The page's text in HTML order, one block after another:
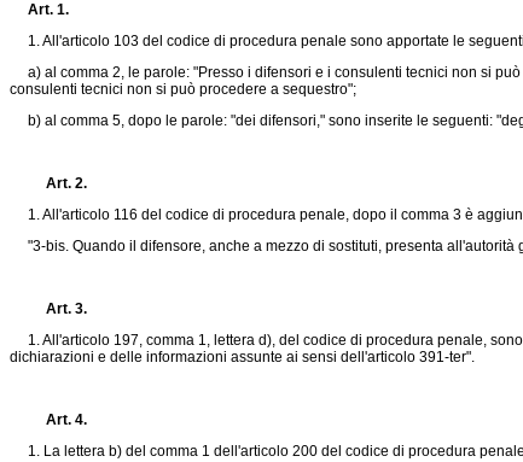
Art. 1.
1. All'articolo 103 del codice di procedura penale sono apportate le
a) al comma 2, le parole: "Presso i difensori e i consulenti tecnici non si
consulenti tecnici non si può procedere a sequestro";
b) al comma 5, dopo le parole: "dei difensori," sono inserite le seguenti:
Art. 2.
1. All'articolo 116 del codice di procedura penale, dopo il comma 3 è
"3-bis. Quando il difensore, anche a mezzo di sostituti, presenta
Art. 3.
1. All'articolo 197, comma 1, lettera d), del codice di procedura penale,
dichiarazioni e delle informazioni assunte ai sensi dell'articolo 391-ter".
Art. 4.
1. La lettera b) del comma 1 dell'articolo 200 del codice di procedura